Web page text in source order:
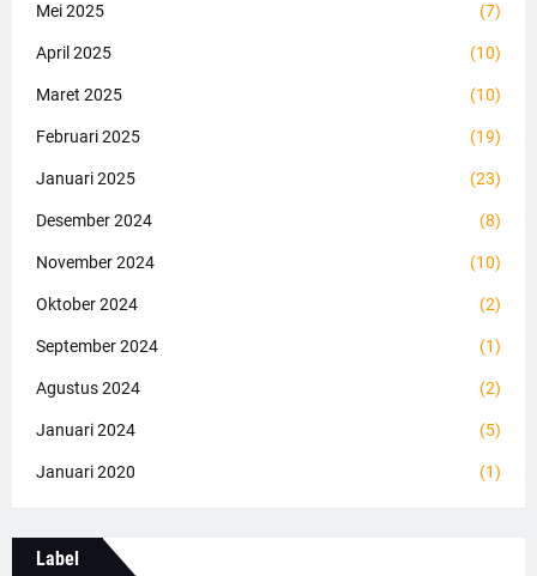
Mei 2025 (7)
April 2025 (10)
Maret 2025 (10)
Februari 2025 (19)
Januari 2025 (23)
Desember 2024 (8)
November 2024 (10)
Oktober 2024 (2)
September 2024 (1)
Agustus 2024 (2)
Januari 2024 (5)
Januari 2020 (1)
Label